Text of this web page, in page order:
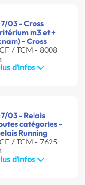
03 - Cross
m3 et +
- Cross
/ TCM - 8008
d'infos
03 - Relais
catégories -
Running
/ TCM - 7625
d'infos